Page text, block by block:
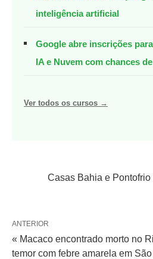
inteligência artificial
Google abre inscrições
IA e Nuvem com chances
Ver todos os cursos →
Casas Bahia e
ANTERIOR
« Macaco encontrado morto no
temor com febre amarela em